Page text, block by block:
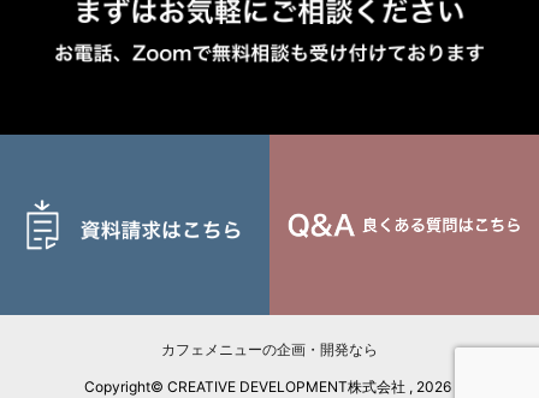
カフェメニューの企画・開発なら
Copyright© CREATIVE DEVELOPMENT株式会社 , 2026 All Rights